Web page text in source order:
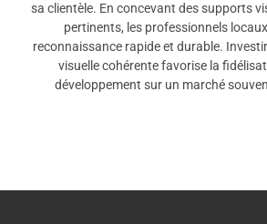
sa clientèle. En concevant des supports
pertinents, les professionnels
reconnaissance rapide et durable.
visuelle cohérente favorise la
développement sur un marché